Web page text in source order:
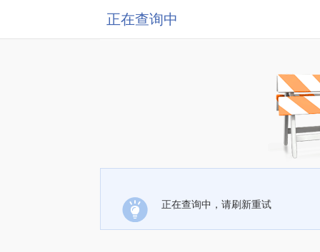
正在查询中
正在查询中，请刷新重试